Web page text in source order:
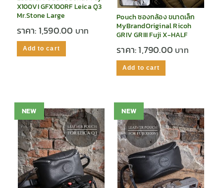
X100VI GFX100RF Leica Q3
Mr.Stone Large
ราคา:1,590.00
Add to cart
Pouch ซองกล้อง ขนาดเล็ก
MyBrandOriginal Ricoh
GRIV GRIII Fuji X-HALF
ราคา:1,790.00
Add to cart
NEW NEW